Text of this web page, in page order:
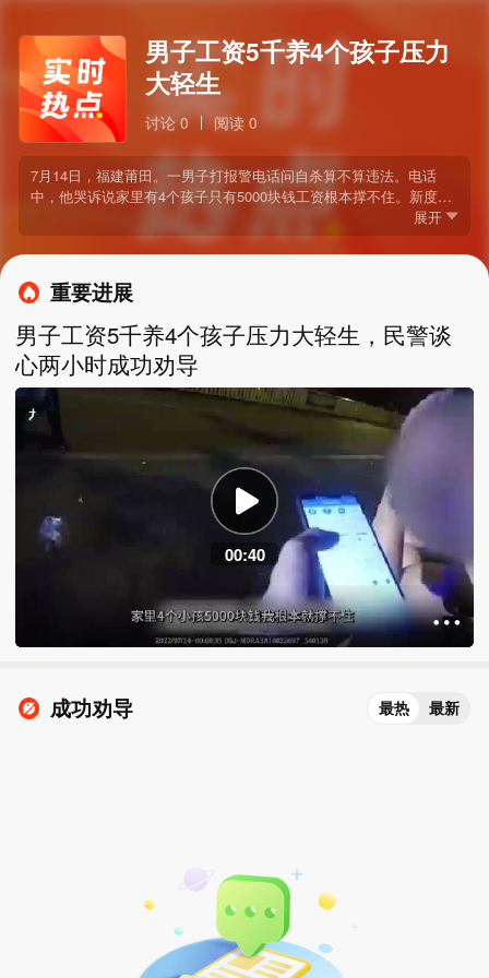
男子工资5千养4个孩子压力
大轻生
讨论 0 阅读 0
7月14日，福建莆田。一男子打报警电话问自杀算不算违法。电话
中，他哭诉说家里有4个孩子只有5000块钱工资根本撑不住。新度派
出所民警当即赶到现场和男子谈心近两小时，最终劝其放弃轻生念
头。
展开
重要进展
男子工资5千养4个孩子压力大轻生，民警谈
心两小时成功劝导
00:40
成功劝导 最热 最新